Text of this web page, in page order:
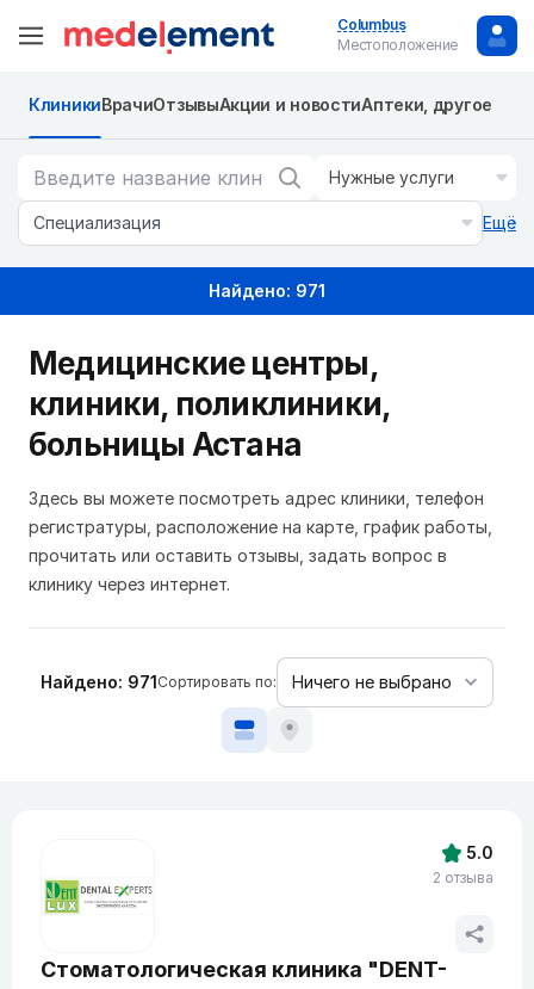
Columbus
Местоположение
КлиникиВрачиОтзывыАкции и новостиАптеки, другое
Нужные услуги
Специализация Ещё
Найдено: 971
Медицинские центры,
клиники, поликлиники,
больницы Астана
Здесь вы можете посмотреть адрес клиники, телефон
регистратуры, расположение на карте, график работы,
прочитать или оставить отзывы, задать вопрос в
клинику через интернет.
Найдено: 971Сортировать по:
Стоматологическая клиника "DENT-
5.0
2 отзыва